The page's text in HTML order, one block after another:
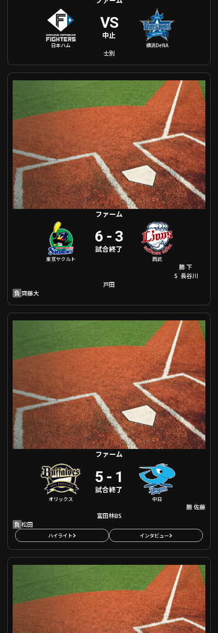
日本ハム
VS
中止
横浜DeNA
士別
ファーム 東京ヤクルト VS 埼玉西武
ファーム
東京ヤクルト
6 - 3
試合終了
西武
勝下
S 長谷川
戸田
負 齊藤大
ファーム オリックス VS 中日
ファーム
オリックス
5 - 1
試合終了
中日
勝佐藤
富田林BS
負 松田
ハイライト インタビュー
ファーム 東北楽天 VS 巨人